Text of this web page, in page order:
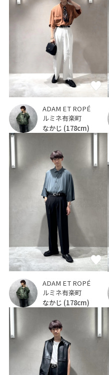
ADAM ET ROPÉ
ルミネ有楽町
なかじ (178cm)
ADAM ET ROPÉ
ルミネ有楽町
なかじ (178cm)